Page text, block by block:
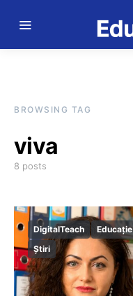
BROWSING TAG
viva
8 posts
DigitalTeach Educație
Știri